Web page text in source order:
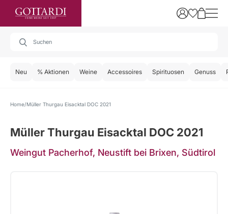
Neu % Aktionen Weine Accessoires Spirituosen Genuss
Home Müller Thurgau Eisacktal DOC 2021
Müller Thurgau Eisacktal DOC 2021
Weingut Pacherhof, Neustift bei Brixen, Südtirol